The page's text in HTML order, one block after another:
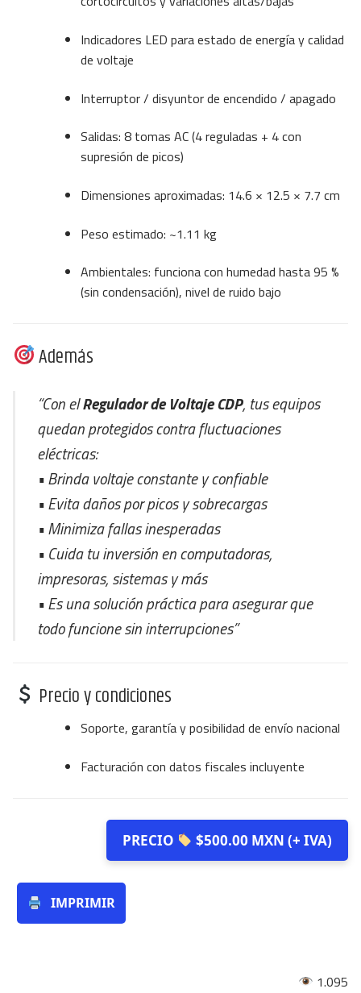
Indicadores LED para estado de energía y calidad
de voltaje
Interruptor / disyuntor de encendido / apagado
Salidas: 8 tomas AC (4 reguladas + 4 con
supresión de picos)
Dimensiones aproximadas: 14.6 × 12.5 × 7.7 cm
Peso estimado: ~1.11 kg
Ambientales: funciona con humedad hasta 95 %
(sin condensación), nivel de ruido bajo
Además
“Con elRegulador de Voltaje CDP, tus equipos
quedan protegidos contra fluctuaciones
eléctricas:
• Brinda voltaje constante y confiable
• Evita daños por picos y sobrecargas
• Minimiza fallas inesperadas
• Cuida tu inversión en computadoras,
impresoras, sistemas y más
• Es una solución práctica para asegurar que
todo funcione sin interrupciones”
Precio y condiciones
Soporte, garantía y posibilidad de envío nacional
Facturación con datos fiscales incluyente
PRECIO $500.00 MXN (+ IVA)
IMPRIMIR
1.095